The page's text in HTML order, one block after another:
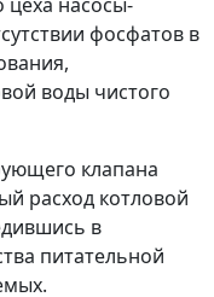
фосфатов в
воды чистого
клапана
расход котловой
в
питательной